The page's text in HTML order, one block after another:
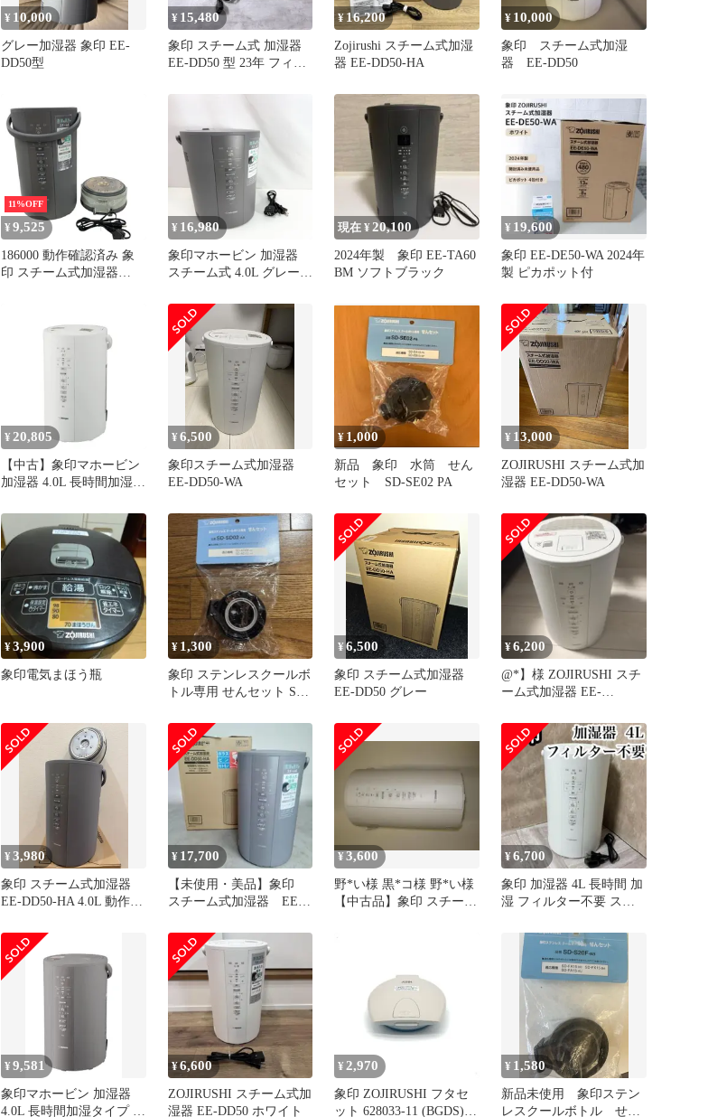
¥ 10,000
グレー加湿器 象印 EE-
DD50型
¥ 15,480
象印 スチーム式 加湿器
EE-DD50 型 23年 フィル
¥ 16,200
Zojirushi スチーム式加湿
器 EE-DD50-HA
¥ 10,000
象印 スチーム式加湿
器 EE-DD50
11%OFF
¥ 9,525
186000 動作確認済み 象
印 スチーム式加湿器
¥ 16,980
象印マホービン 加湿器
スチーム式 4.0L グレー
現在 ¥20,100
2024年製 象印 EE-TA60
BM ソフトブラック
¥ 19,600
象印 EE-DE50-WA 2024年
製 ピカポット付
¥ 20,805
【中古】象印マホービン
加湿器 4.0L 長時間加湿タ
フィルター不要 お手入れ
簡単 ホワイト EE-DD50-
WA
¥6,500
象印スチーム式加湿器
EE-DD50-WA
¥ 1,000
新品 象印 水筒 せん
セット SD-SE02 PA
¥ 13,000
ZOJIRUSHI スチーム式加
湿器 EE-DD50-WA
¥3,900
象印電気まほう瓶
¥ 1,300
象印 ステンレスクールボ
トル専用 せんセット SD-
¥6,500
象印 スチーム式加湿器
EE-DD50 グレー
¥6,200
@*】様 ZOJIRUSHI スチ
ーム式加湿器 EE-
¥3,980
象印 スチーム式加湿器
EE-DD50-HA 4.0L 動作確
¥ 17,700
【未使用・美品】象印
スチーム式加湿器 EE-
¥3,600
野*い様 黒*コ様 野*い様
【中古品】象印 スチーム
¥6,700
象印 加湿器 4L 長時間 加
湿 フィルター不要 スチ
¥9,581
象印マホービン 加湿器
4.0L 長時間加湿タイプ ス
¥6,600
ZOJIRUSHI スチーム式加
湿器 EE-DD50 ホワイト
¥ 2,970
象印 ZOJIRUSHI フタセ
ット 628033-11 (BGDS)
¥ 1,580
新品未使用 象印ステン
レスクールボトル せん